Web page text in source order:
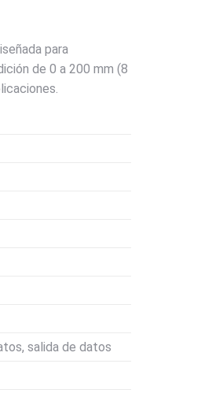
para
de 0 a 200 mm (8
salida de datos